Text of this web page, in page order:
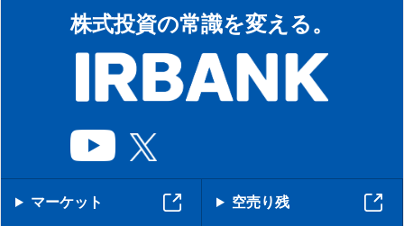
株式投資の常識を変える。
マーケット 空売り残